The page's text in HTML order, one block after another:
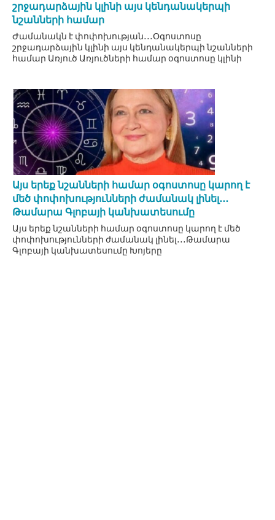
շրջադարձային կլինի այս կենդանակերպի
նշանների համար
Ժամանակն է փոփոխության․․․Օգոստոսը
շրջադարձային կլինի այս կենդանակերպի նշանների
համար Առյուծ Առյուծների համար օգոստոսը կլինի
Այս երեք նշանների համար օգոստոսը կարող է
մեծ փոփոխությունների ժամանակ լինել․․․
Թամարա Գլոբայի կանխատեսումը
Այս երեք նշանների համար օգոստոսը կարող է մեծ
փոփոխությունների ժամանակ լինել․․․Թամարա
Գլոբայի կանխատեսումը Խոյերը